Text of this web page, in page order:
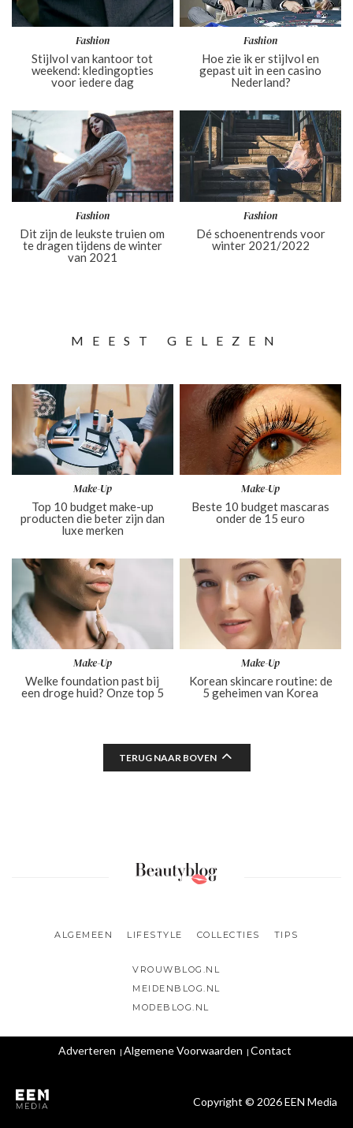
Fashion
Stijlvol van kantoor tot
weekend: kledingopties
voor iedere dag
Fashion
Hoe zie ik er stijlvol en
gepast uit in een casino
Nederland?
Fashion
Dit zijn de leukste truien om
te dragen tijdens de winter
van 2021
Fashion
Dé schoenentrends voor
winter 2021/2022
MEEST GELEZEN
Make-Up
Top 10 budget make-up
producten die beter zijn dan
luxe merken
Make-Up
Beste 10 budget mascaras
onder de 15 euro
Make-Up
Welke foundation past bij
een droge huid? Onze top 5
Make-Up
Korean skincare routine: de
5 geheimen van Korea
TERUG NAAR BOVEN
ALGEMEEN LIFESTYLE COLLECTIES TIPS
VROUWBLOG.NL
MEIDENBLOG.NL
MODEBLOG.NL
Copyright © 2026 EEN Media
Adverteren Algemene Voorwaarden Contact